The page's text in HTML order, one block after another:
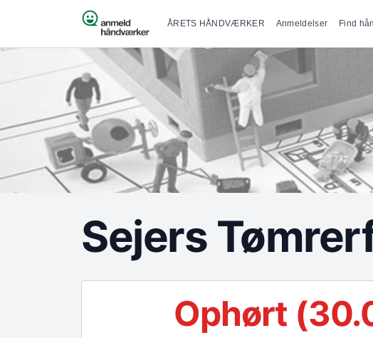
Spring til indhold Primær
ÅRETS HÅNDVÆRKER Anmeldelser Find
Sejers
Ophørt